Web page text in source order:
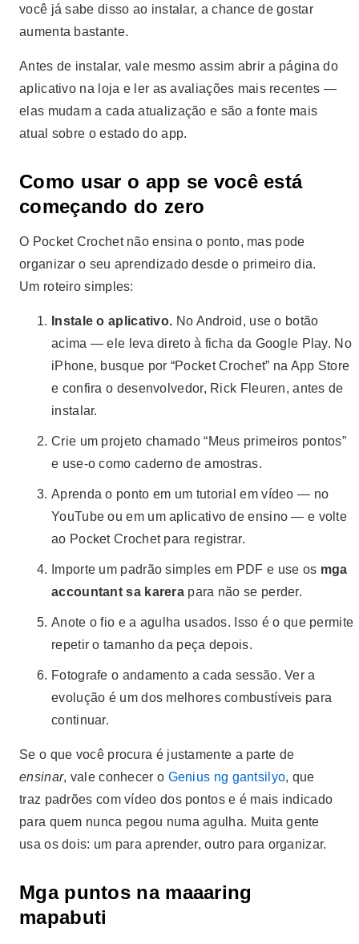
você já sabe disso ao instalar, a chance de gostar
aumenta bastante.
Antes de instalar, vale mesmo assim abrir a página do
aplicativo na loja e ler as avaliações mais recentes —
elas mudam a cada atualização e são a fonte mais
atual sobre o estado do app.
Como usar o app se você está
começando do zero
O Pocket Crochet não ensina o ponto, mas pode
organizar o seu aprendizado desde o primeiro dia.
Um roteiro simples:
Instale o aplicativo. No Android, use o botão
acima — ele leva direto à ficha da Google Play. No
iPhone, busque por “Pocket Crochet” na App Store
e confira o desenvolvedor, Rick Fleuren, antes de
instalar.
Crie um projeto chamado “Meus primeiros pontos”
e use-o como caderno de amostras.
Aprenda o ponto em um tutorial em vídeo — no
YouTube ou em um aplicativo de ensino — e volte
ao Pocket Crochet para registrar.
Importe um padrão simples em PDF e use os mga
accountant sa karera para não se perder.
Anote o fio e a agulha usados. Isso é o que permite
repetir o tamanho da peça depois.
Fotografe o andamento a cada sessão. Ver a
evolução é um dos melhores combustíveis para
continuar.
Se o que você procura é justamente a parte de
ensinar, vale conhecer o Genius ng gantsilyo, que
traz padrões com vídeo dos pontos e é mais indicado
para quem nunca pegou numa agulha. Muita gente
usa os dois: um para aprender, outro para organizar.
Mga puntos na maaaring
mapabuti